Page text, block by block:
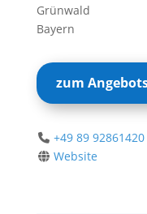
Grünwald
Bayern
zum
+49 89 92861420
Website